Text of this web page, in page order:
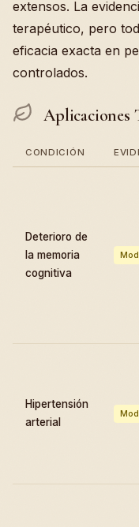
extensos. La
terapéutico, pero
eficacia exacta en
controlados.
Aplicaciones
CONDICIÓN
Deterioro de
la memoria
cognitiva
Hipertensión
arterial